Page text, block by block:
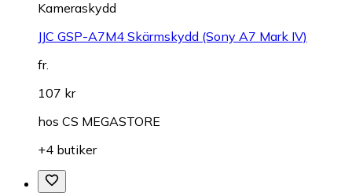
Kameraskydd
JJC GSP-A7M4 Skärmskydd (Sony A7 Mark IV)
fr.
107 kr
hos CS MEGASTORE
+4 butiker